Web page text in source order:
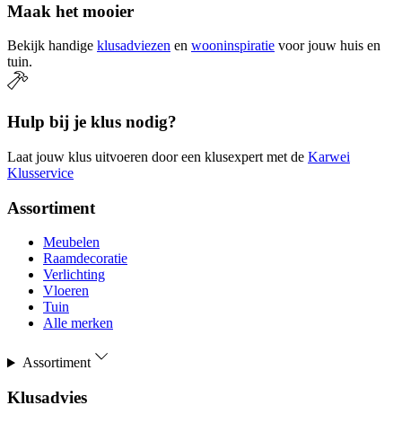
Maak het mooier
Bekijk handige klusadviezen en wooninspiratie voor jouw huis en
tuin.
Hulp bij je klus nodig?
Laat jouw klus uitvoeren door een klusexpert met de Karwei
Klusservice
Assortiment
Meubelen
Raamdecoratie
Verlichting
Vloeren
Tuin
Alle merken
Assortiment
Klusadvies